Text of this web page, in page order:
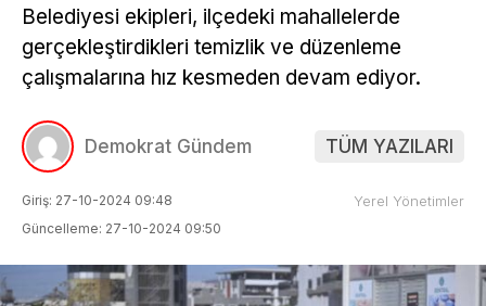
Belediyesi ekipleri, ilçedeki mahallelerde
gerçekleştirdikleri temizlik ve düzenleme
çalışmalarına hız kesmeden devam ediyor.
Demokrat Gündem TÜM YAZILARI
Giriş: 27-10-2024 09:48
Güncelleme: 27-10-2024 09:50
Yerel Yönetimler